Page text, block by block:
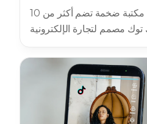
احصل على وصول إلى مكتبة ضخمة تضم أكثر من 10